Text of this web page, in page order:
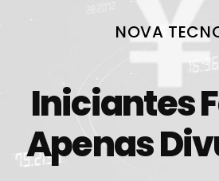
NOVA
Iniciantes
Apenas